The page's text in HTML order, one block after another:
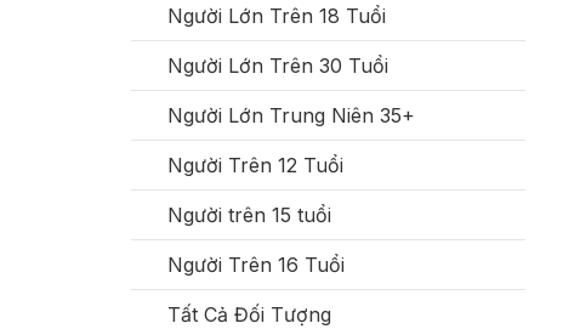
Người Lớn Trên 18 Tuổi
Người Lớn Trên 30 Tuổi
Người Lớn Trung Niên 35+
Người Trên 12 Tuổi
Người trên 15 tuổi
Người Trên 16 Tuổi
Tất Cả Đối Tượng